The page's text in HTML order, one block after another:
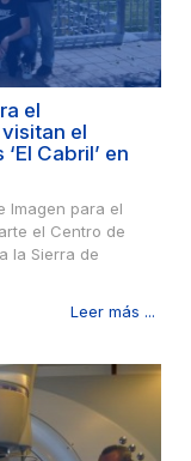
el
el
Cabril’ en
Imagen para el
el Centro de
la Sierra de
Leer más ...